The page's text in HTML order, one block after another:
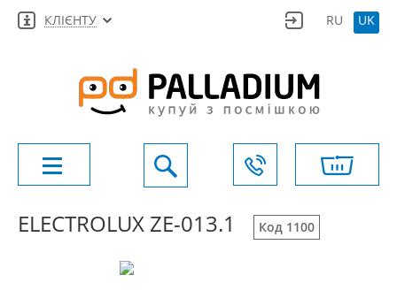
КЛІЄНТУ RU UK
ELECTROLUX ZE-013.1 Код 1100